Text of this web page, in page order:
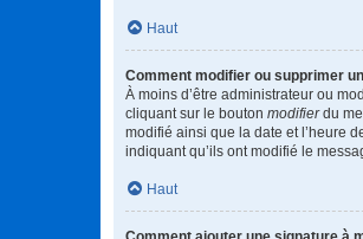
Haut
Comment modifier ou supprimer
À moins d’être administrateur ou
cliquant sur le bouton modifierdu
modifié ainsi que la date et l’heure
indiquant qu’ils ont modifié le
Haut